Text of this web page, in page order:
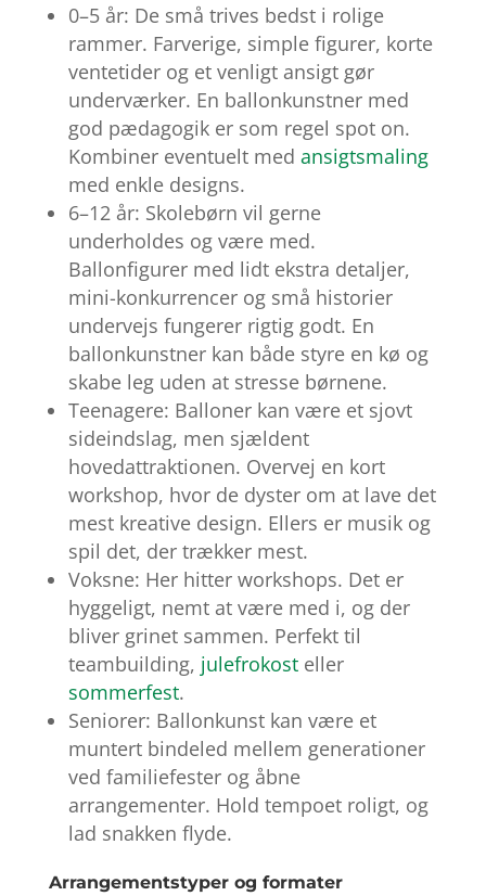
0–5 år: De små trives bedst i rolige
rammer. Farverige, simple figurer, korte
ventetider og et venligt ansigt gør
underværker. En ballonkunstner med
god pædagogik er som regel spot on.
Kombiner eventuelt med ansigtsmaling
med enkle designs.
6–12 år: Skolebørn vil gerne
underholdes og være med.
Ballonfigurer med lidt ekstra detaljer,
mini-konkurrencer og små historier
undervejs fungerer rigtig godt. En
ballonkunstner kan både styre en kø og
skabe leg uden at stresse børnene.
Teenagere: Balloner kan være et sjovt
sideindslag, men sjældent
hovedattraktionen. Overvej en kort
workshop, hvor de dyster om at lave det
mest kreative design. Ellers er musik og
spil det, der trækker mest.
Voksne: Her hitter workshops. Det er
hyggeligt, nemt at være med i, og der
bliver grinet sammen. Perfekt til
teambuilding, julefrokosteller
sommerfest.
Seniorer: Ballonkunst kan være et
muntert bindeled mellem generationer
ved familiefester og åbne
arrangementer. Hold tempoet roligt, og
lad snakken flyde.
Arrangementstyper og formater